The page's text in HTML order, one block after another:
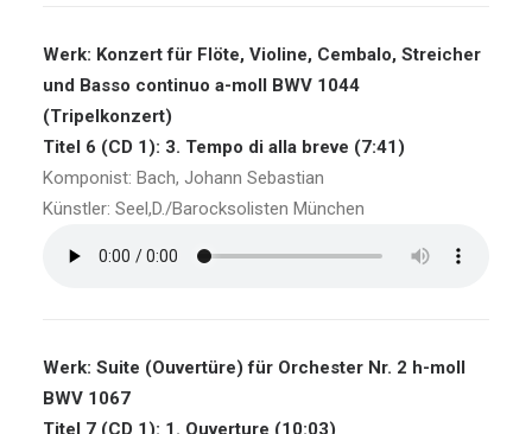
Werk: Konzert für Flöte, Violine, Cembalo, Streicher
und Basso continuo a-moll BWV 1044
(Tripelkonzert)
Titel 6 (CD 1): 3. Tempo di alla breve (7:41)
Komponist: Bach, Johann Sebastian
Künstler: Seel,D./Barocksolisten München
Werk: Suite (Ouvertüre) für Orchester Nr. 2 h-moll
BWV 1067
Titel 7 (CD 1): 1. Ouverture (10:03)